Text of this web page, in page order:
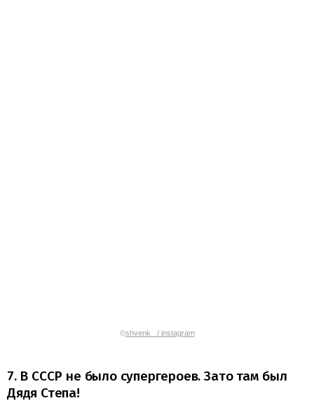
©shvenk_ / instagram
7. В СССР не было супергероев. Зато там был
Дядя Степа!